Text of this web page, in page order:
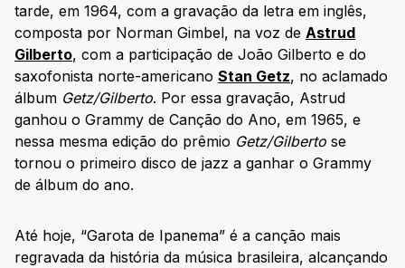
tarde, em 1964, com a gravação da letra em inglês,
composta por Norman Gimbel, na voz de Astrud
Gilberto, com a participação de João Gilberto e do
saxofonista norte-americano Stan Getz, no aclamado
álbum Getz/Gilberto. Por essa gravação, Astrud
ganhou o Grammy de Canção do Ano, em 1965, e
nessa mesma edição do prêmio Getz/Gilberto se
tornou o primeiro disco de jazz a ganhar o Grammy
de álbum do ano.
Até hoje, “Garota de Ipanema” é a canção mais
regravada da história da música brasileira, alcançando